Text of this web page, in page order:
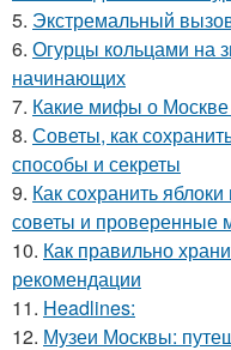
5. Экстремальный
6. Огурцы кольцами на
начинающих
7. Какие мифы о
8. Советы, как
способы и секреты
9. Как сохранить
советы и проверенные
10. Как правильно
рекомендации
11. Headlines:
12. Музеи Москвы: